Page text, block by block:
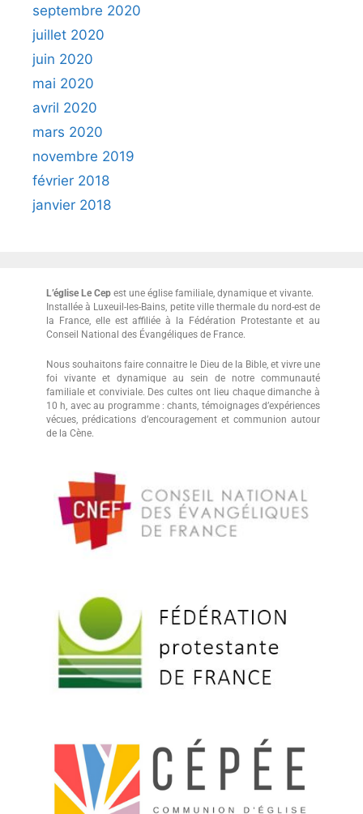
septembre 2020
juillet 2020
juin 2020
mai 2020
avril 2020
mars 2020
novembre 2019
février 2018
janvier 2018
L’église Le Cep est une église familiale, dynamique et vivante.
Installée à Luxeuil-les-Bains, petite ville thermale du nord-est de
la France, elle est affiliée à la Fédération Protestante et au
Conseil National des Évangéliques de France.
Nous souhaitons faire connaitre le Dieu de la Bible, et vivre une
foi vivante et dynamique au sein de notre communauté
familiale et conviviale. Des cultes ont lieu chaque dimanche à
10 h, avec au programme : chants, témoignages d’expériences
vécues, prédications d’encouragement et communion autour
de la Cène.